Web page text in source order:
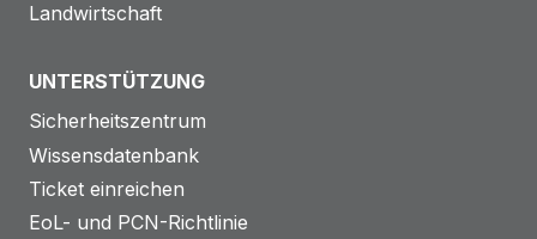
Landwirtschaft
UNTERSTÜTZUNG
Sicherheitszentrum
Wissensdatenbank
Ticket einreichen
EoL- und PCN-Richtlinie